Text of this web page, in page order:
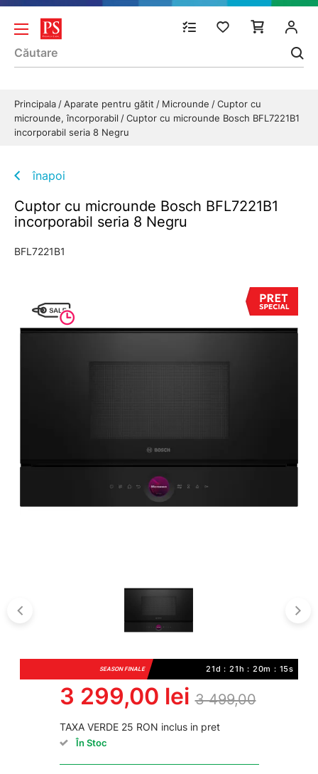
Principala Aparate pentru gătit Microunde
Cuptor cu
microunde, încorporabil
Cuptor cu microunde Bosch BFL7221B1
incorporabil seria 8 Negru
înapoi
Cuptor cu microunde Bosch BFL7221B1
incorporabil seria 8 Negru
BFL7221B1
SEASON FINALE 21d : 21h : 20m : 15s
3 299,00 lei 3 499,00
TAXA VERDE 25 RON inclus in pret
În Stoc